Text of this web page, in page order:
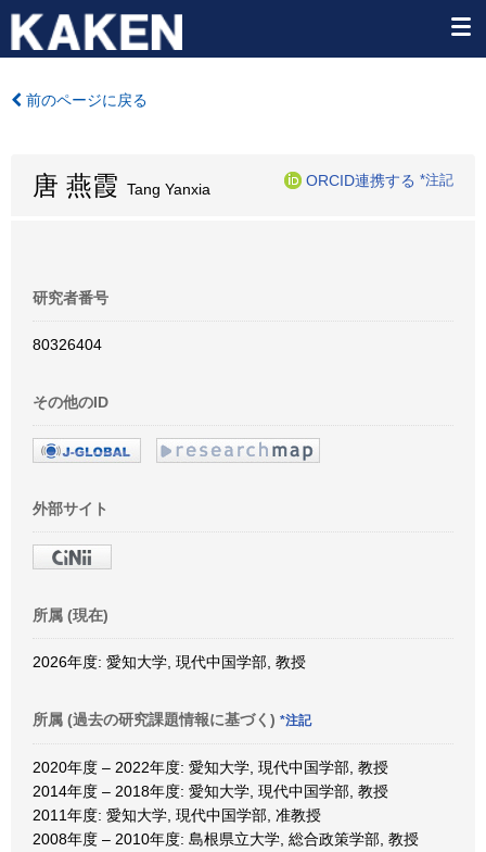
前のページに戻る
唐 燕霞 Tang Yanxia
ORCID連携する *注記
研究者番号
80326404
その他のID
外部サイト
所属 (現在)
2026年度: 愛知大学, 現代中国学部, 教授
所属 (過去の研究課題情報に基づく) *注記
2020年度 – 2022年度: 愛知大学, 現代中国学部, 教授
2014年度 – 2018年度: 愛知大学, 現代中国学部, 教授
2011年度: 愛知大学, 現代中国学部, 准教授
2008年度 – 2010年度: 島根県立大学, 総合政策学部, 教授